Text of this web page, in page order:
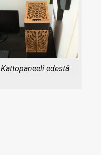
Kattopaneeli edestä